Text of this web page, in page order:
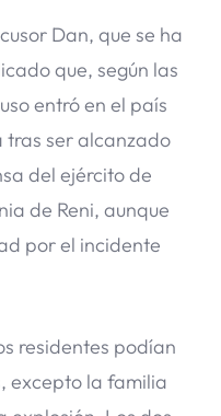
Dan, que se ha
que, según las
entró en el país
tras ser alcanzado
del ejército de
de Reni, aunque
por el incidente
residentes podían
excepto la familia